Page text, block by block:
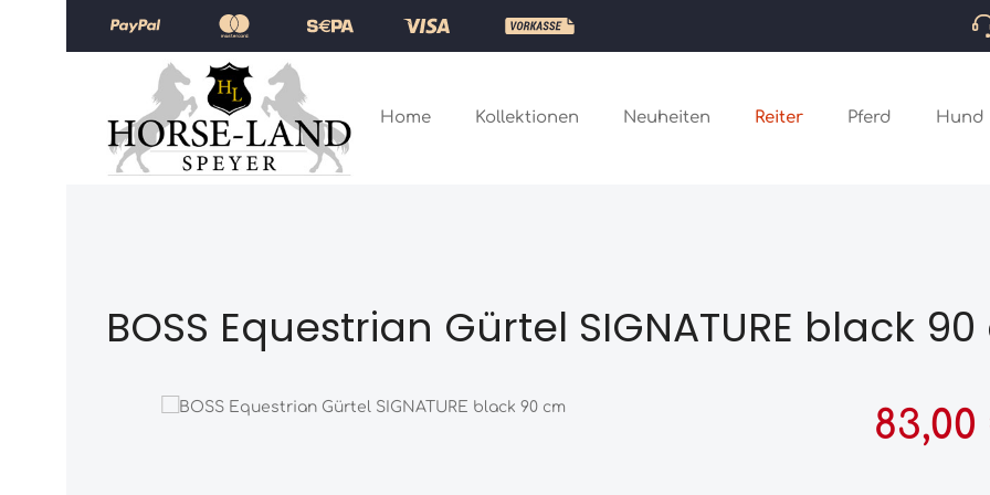
Zum Hauptinhalt springen
Zur Hauptnavigation springen
Home Kollektionen Neuheiten Reiter Pferd Hund
BOSS Equestrian Gürtel SIGNATURE black
Bildergalerie überspringen Verkaufspreis: